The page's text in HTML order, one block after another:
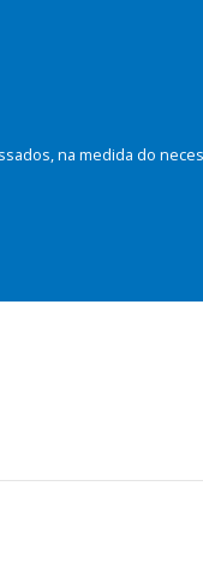
na medida do